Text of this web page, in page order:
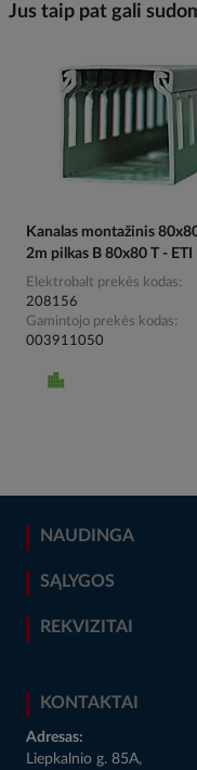
Jus taip pat gali
Kanalas montažinis
2m pilkas B 80x80 T - ETI
Elektrobalt prekės kodas
208156
Gamintojo prekės kodas
003911050
NAUDINGA
SĄLYGOS
REKVIZITAI
KONTAKTAI
Adresas:
Liepkalnio g. 85A,